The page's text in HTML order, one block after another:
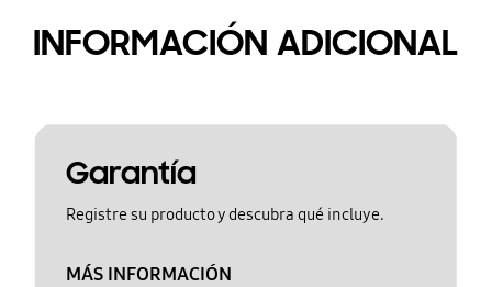
INFORMACIÓN ADICIONAL
Garantía
Registre su producto y descubra qué incluye.
MÁS INFORMACIÓN